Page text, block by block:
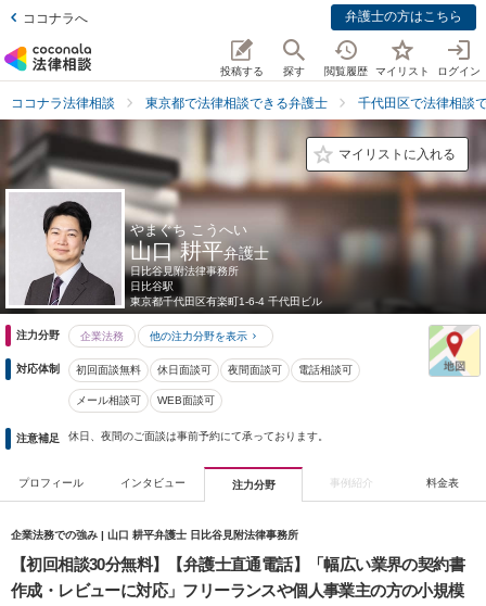
ココナラへ 弁護士の方はこちら
投稿する 探す 閲覧履歴 マイリスト ログイン
ココナラ法律相談 東京都で法律相談できる弁護士 千代田区で法律相談
マイリストに入れる
やまぐち こうへい
山口 耕平弁護士
日比谷見附法律事務所
日比谷駅
東京都千代田区有楽町1-6-4 千代田ビル
注力分野 企業法務 他の注力分野を表示
対応体制 初回面談無料 休日面談可 夜間面談可 電話相談可
メール相談可 WEB面談可
注意補足 休日、夜間のご面談は事前予約にて承っております。
プロフィール インタビュー 注力分野 事例紹介 料金表
企業法務での強み | 山口 耕平弁護士 日比谷見附法律事務所
【初回相談30分無料】【弁護士直通電話】「幅広い業界の契約書
作成・レビューに対応」フリーランスや個人事業主の方の小規模